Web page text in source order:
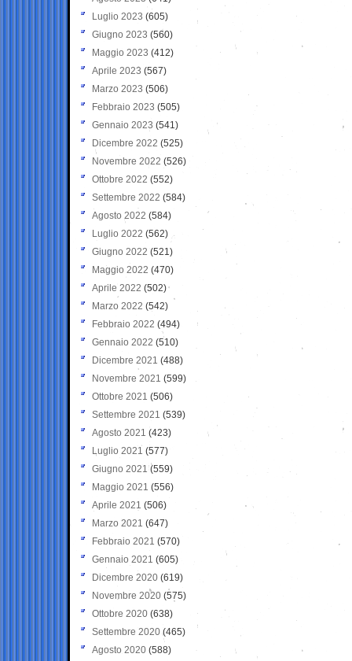
Luglio 2023 (605)
Giugno 2023 (560)
Maggio 2023 (412)
Aprile 2023 (567)
Marzo 2023 (506)
Febbraio 2023 (505)
Gennaio 2023 (541)
Dicembre 2022 (525)
Novembre 2022 (526)
Ottobre 2022 (552)
Settembre 2022 (584)
Agosto 2022 (584)
Luglio 2022 (562)
Giugno 2022 (521)
Maggio 2022 (470)
Aprile 2022 (502)
Marzo 2022 (542)
Febbraio 2022 (494)
Gennaio 2022 (510)
Dicembre 2021 (488)
Novembre 2021 (599)
Ottobre 2021 (506)
Settembre 2021 (539)
Agosto 2021 (423)
Luglio 2021 (577)
Giugno 2021(559)
Maggio 2021 (556)
Aprile 2021 (506)
Marzo 2021 (647)
Febbraio 2021 (570)
Gennaio 2021 (605)
Dicembre 2020 (619)
Novembre 2020 (575)
Ottobre 2020 (638)
Settembre 2020(465)
Agosto 2020 (588)